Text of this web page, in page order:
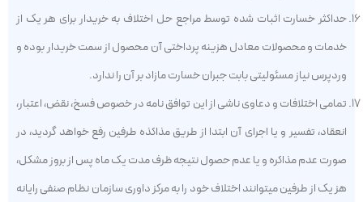
حداکثر خسارت اثبات شده توسط مراجع حل اختلاف به خریدار برای هر یک از
خدمات و محصولات معادل هزینه پرداختی آن محصول از سمت خریدار بوده و
وردپرس نیاز مسئولیتی بابت جبران خسارت مازاد بر آن را ندارد.
تمامی اختلافات و دعاوی ناشی از این توافق نامه در خصوص فسخ، نقض، اعتبار،
انعقاد، تفسیر و یا اجرای آن ابتدا از طریق مذاکذه طرفین رفع خواهد گردید، در
صورت عدم مذاکره و یا عدم حصول نتیجه ظرف مدت یک ماه پس از بروز مشکل،
هز یک از طرفین میتوانند اختلاف خود را به مرکز داوری سازمان نظام صنفی رایانه